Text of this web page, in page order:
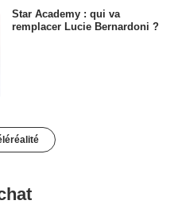
Star Academy : qui va
remplacer Lucie Bernardoni ?